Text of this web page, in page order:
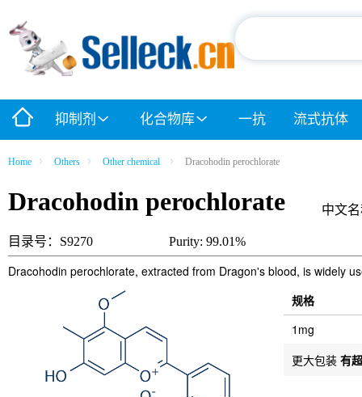
抑制剂 化合物库 一抗 流式抗体
Home Others Other chemical Dracohodin perochlorate
Dracohodin perochlorate 中文
目录号：S9270 Purity: 99.01%
Dracohodin perochlorate, extracted from Dragon's blood, is widely
规格
1mg
更大包装 有